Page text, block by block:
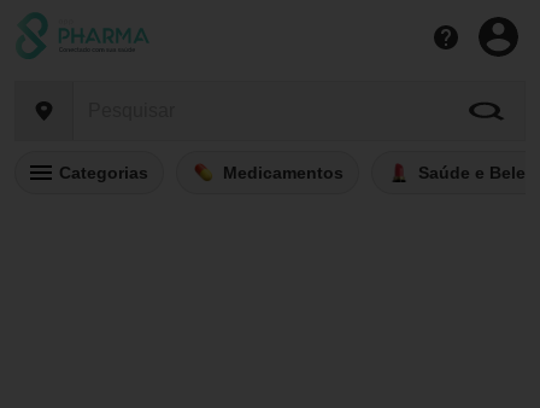
Categorias Medicamentos Saúde e